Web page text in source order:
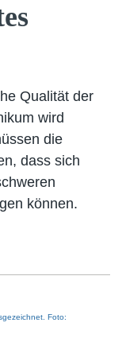
Qualität der
wird
die
dass sich
können.